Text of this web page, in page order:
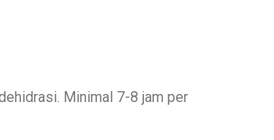
Minimal 7-8 jam per